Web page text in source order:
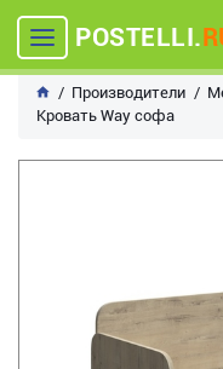
POSTELLI.
Производители
Кровать Way софа